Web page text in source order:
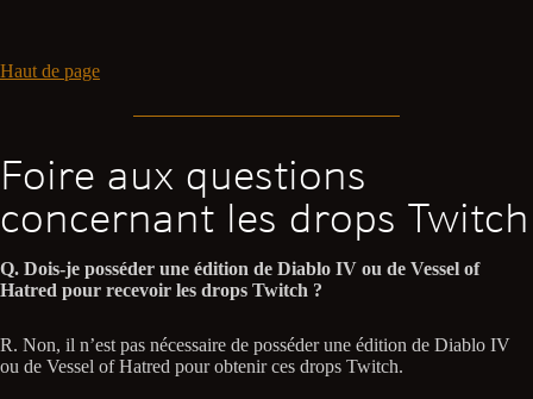
Haut de page
Foire aux questions
concernant les drops Twitch
Q. Dois-je posséder une édition de Diablo IV ou de Vessel of
Hatred pour recevoir les drops Twitch ?
R. Non, il n’est pas nécessaire de posséder une édition de Diablo IV
ou de Vessel of Hatred pour obtenir ces drops Twitch.